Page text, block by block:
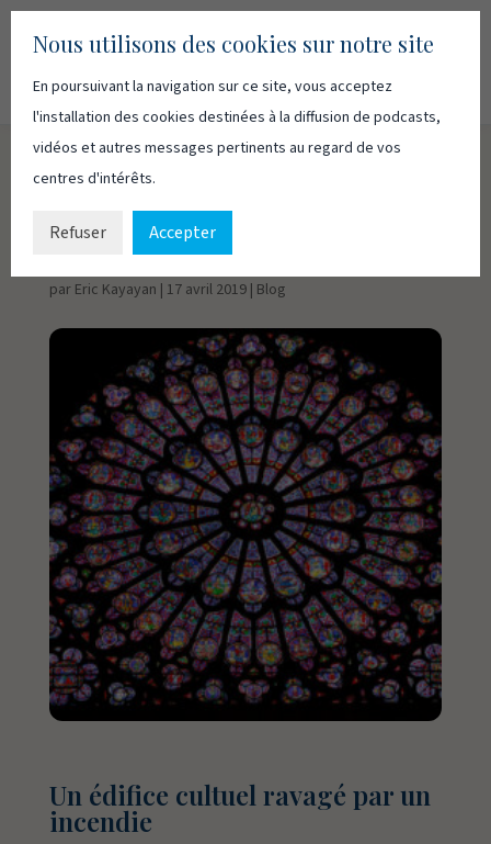
Un édifice
indestructible
par Eric Kayayan | 17 avril 2019| Blog
Un édifice cultuel ravagé par un
incendie
Nous utilisons des cookies sur notre site
En poursuivant la navigation sur ce site, vous acceptez
l'installation des cookies destinées à la diffusion de podcasts,
vidéos et autres messages pertinents au regard de vos
centres d'intérêts.
Refuser Accepter